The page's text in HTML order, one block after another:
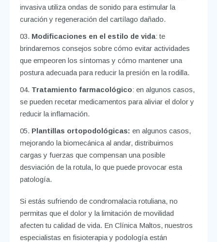
invasiva utiliza ondas de sonido para estimular la
curación y regeneración del cartílago dañado.
Modificaciones en el estilo de vida: te
brindaremos consejos sobre cómo evitar actividades
que empeoren los síntomas y cómo mantener una
postura adecuada para reducir la presión en la rodilla.
Tratamiento farmacológico: en algunos casos,
se pueden recetar medicamentos para aliviar el dolor y
reducir la inflamación.
Plantillas ortopodológicas: en algunos casos,
mejorando la biomecánica al andar, distribuimos
cargas y fuerzas que compensan una posible
desviación de la rotula, lo que puede provocar esta
patología.
Si estás sufriendo de condromalacia rotuliana, no
permitas que el dolor y la limitación de movilidad
afecten tu calidad de vida. En Clínica Maltos, nuestros
especialistas en fisioterapia y podología están